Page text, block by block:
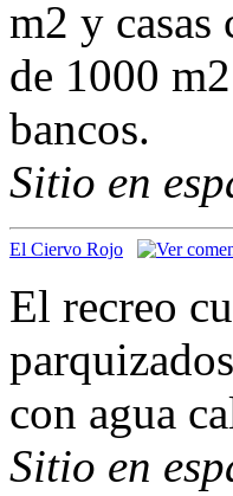
m2 y casas
de 1000
bancos.
Sitio en
El Ciervo Rojo
El recreo
con agua
Sitio en